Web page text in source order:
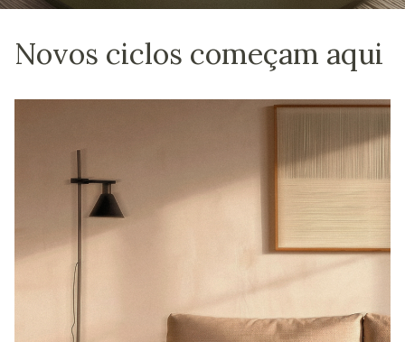
Novos ciclos começam aqui